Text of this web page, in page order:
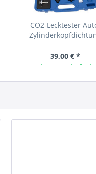
CO2-Lecktester
39,00 € *
Ab Lager